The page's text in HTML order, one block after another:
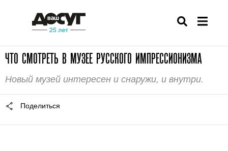
ЧТО СМОТРЕТЬ В МУЗЕЕ РУССКОГО ИМПРЕССИОНИЗМА
Новый музей интересен и снаружи, и внутри.
Поделиться